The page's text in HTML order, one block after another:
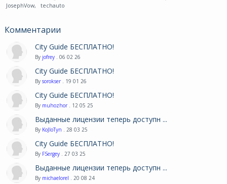
JosephVow, techauto
Комментарии
City Guide БЕСПЛАТНО!
By jofrey . 06 02 26
City Guide БЕСПЛАТНО!
By sorokser . 19 01 26
City Guide БЕСПЛАТНО!
By muhozhor . 12 05 25
Выданные лицензии теперь доступн ...
By KoJIoTyn . 28 03 25
City Guide БЕСПЛАТНО!
By FSergey . 27 03 25
Выданные лицензии теперь доступн ...
By michaelorel . 20 08 24